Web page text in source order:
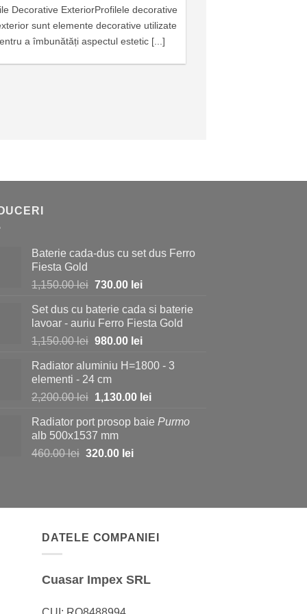
Decorative ExteriorProfilele decorative
sunt elemente decorative utilizate
a îmbunătăți aspectul estetic [...]
Baterie cada-dus cu set dus Ferro
Fiesta Gold
1,150.00lei Prețul
a
fost:
1,150.00 lei.
730.00 leiPrețul
este:
730.00 lei.
Set dus cu baterie cada si baterie
lavoar - auriu Ferro Fiesta Gold
1,150.00lei Prețul
a
fost:
1,150.00 lei.
980.00 leiPrețul
este:
Radiator aluminiu H=1800 - 3
elementi - 24 cm
2,200.00lei Prețul
a
fost:
2,200.00 lei.
1,130.00 leiPrețul
este:
Radiator port prosop baie Purmo
alb 500x1537 mm
460.00lei Prețul
460.00 lei.
320.00 leiPrețul
DATELE COMPANIEI
Cuasar Impex SRL